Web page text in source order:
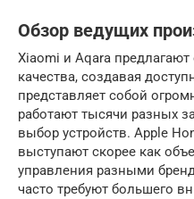
Обзор ведущих
Xiaomi и Aqara
качества, создавая
представляет собой
работают тысячи разных
выбор устройств. Apple
выступают скорее как
управления разными
часто требуют большего